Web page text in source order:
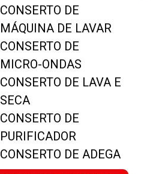
CONSERTO DE
MÁQUINA DE LAVAR
CONSERTO DE
MICRO-ONDAS
CONSERTO DE LAVA E
SECA
CONSERTO DE
PURIFICADOR
CONSERTO DE ADEGA